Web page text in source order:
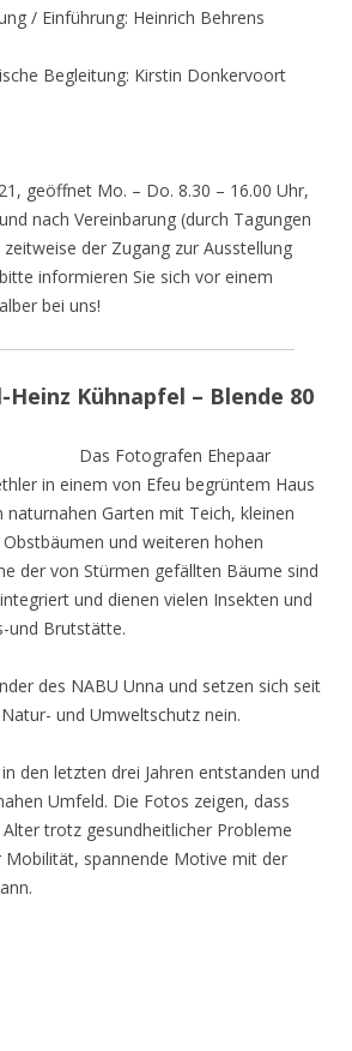
/ Einführung: Heinrich Behrens
Begleitung: Kirstin Donkervoort
geöffnet Mo. – Do. 8.30 – 16.00 Uhr,
nach Vereinbarung (durch Tagungen
der Zugang zur Ausstellung
informieren Sie sich vor einem
bei uns!
Heinz Kühnapfel – Blende 80
Das Fotografen Ehepaar
in einem von Efeu begrüntem Haus
Garten mit Teich, kleinen
und weiteren hohen
der von Stürmen gefällten Bäume sind
und dienen vielen Insekten und
und Brutstätte.
des NABU Unna und setzen sich seit
und Umweltschutz nein.
den letzten drei Jahren entstanden und
Umfeld. Die Fotos zeigen, dass
trotz gesundheitlicher Probleme
Mobilität, spannende Motive mit der